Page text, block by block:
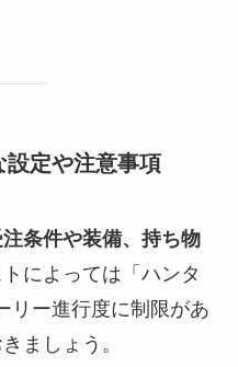
設定や注意事項
注条件や装備、持ち物
によっては「ハンタ
リー進行度に制限があ
ましょう。